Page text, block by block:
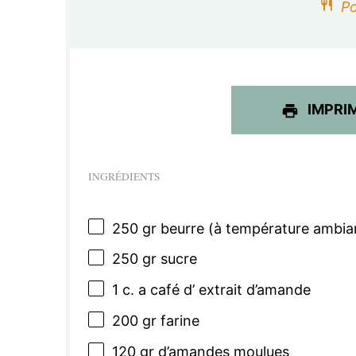
i
INGRÉDIENTS
250gr beurre (à température
250gr sucre
1 c. a café d’ extrait d’amande
200gr farine
120gr d’amandes moulues